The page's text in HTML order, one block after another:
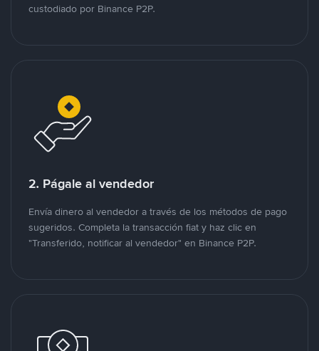
custodiado por Binance P2P.
2. Págale al vendedor
Envía dinero al vendedor a través de los métodos de pago
sugeridos. Completa la transacción fiat y haz clic en
"Transferido, notificar al vendedor" en Binance P2P.